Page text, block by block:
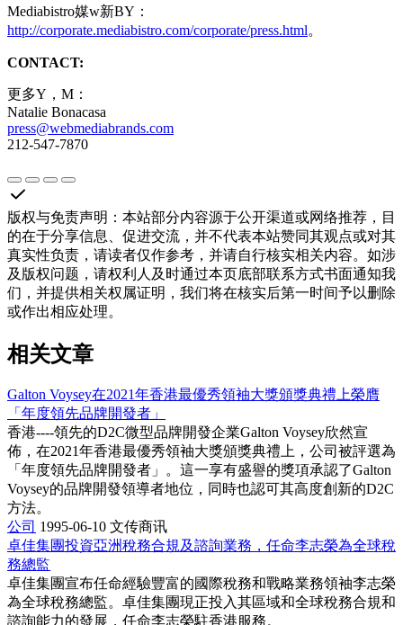
Mediabistro媒w新BY：
http://corporate.mediabistro.com/corporate/press.html。
CONTACT:
更多Y，M：
Natalie Bonacasa
press@webmediabrands.com
212-547-7870
版权与免责声明 ： 本站部分内容源于公开渠道或网络推荐，目
的在于分享信息、促进交流，并不代表本站赞同其观点或对其
真实性负责，请读者仅作参考，并请自行核实相关内容。如涉
及版权问题，请权利人及时通过本页底部联系方式书面通知我
们，并提供相关权属证明，我们将在核实后第一时间予以删除
或作出相应处理。
相关文章
Galton Voysey在2021年香港最優秀領袖大獎頒獎典禮上榮膺
「年度領先品牌開發者」
香港----領先的D2C微型品牌開發企業Galton Voysey欣然宣
佈，在2021年香港最優秀領袖大獎頒獎典禮上，公司被評選為
「年度領先品牌開發者」。這一享有盛譽的獎項承認了Galton
Voysey的品牌開發領導者地位，同時也認可其高度創新的D2C
方法。
公司 1995-06-10 文传商讯
卓佳集團投資亞洲稅務合規及諮詢業務，任命李志榮為全球稅
務總監
卓佳集團宣布任命經驗豐富的國際稅務和戰略業務領袖李志榮
為全球稅務總監。卓佳集團現正投入其區域和全球稅務合規和
諮詢能力的發展，任命李志榮駐香港服務。